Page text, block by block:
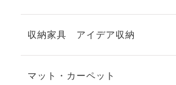
収納家具 アイデア収納
マット・カーペット